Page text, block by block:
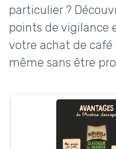
particulier ?
points de vigilance
votre achat de
même sans être